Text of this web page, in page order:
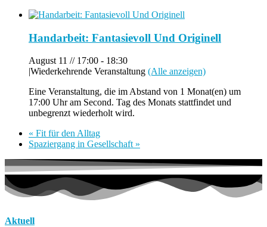
Handarbeit: Fantasievoll Und Originell
August 11 // 17:00 - 18:30
|Wiederkehrende Veranstaltung (Alle anzeigen)
Eine Veranstaltung, die im Abstand von 1 Monat(en) um
17:00 Uhr am Second. Tag des Monats stattfindet und
unbegrenzt wiederholt wird.
« Fit für den Alltag
Spaziergang in Gesellschaft »
Aktuell